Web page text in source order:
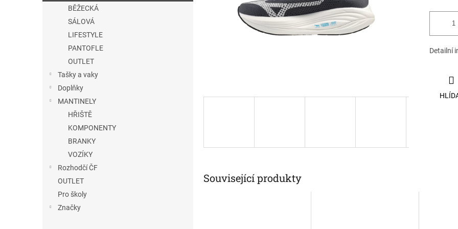
BĚŽECKÁ
SÁLOVÁ
LIFESTYLE
PANTOFLE
OUTLET
Tašky a vaky
Doplňky
MANTINELY
HŘIŠTĚ
KOMPONENTY
BRANKY
VOZÍKY
Rozhodčí ČF
OUTLET
Pro školy
Značky
Detailní
Související produkty